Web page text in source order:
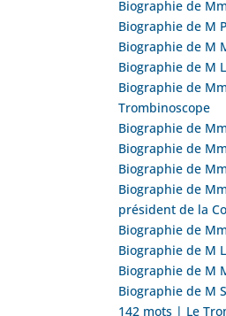
Biographie de
Biographie de M
Biographie de M
Biographie de M
Biographie de
Trombinoscope
Biographie de
Biographie de
Biographie de
Biographie de
président de la
Biographie de
Biographie de M
Biographie de M
Biographie de M
142 mots | Le